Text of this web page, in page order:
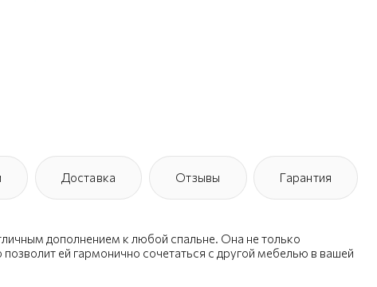
Доставка Отзывы Гарантия
дополнением к любой спальне. Она не только
ей гармонично сочетаться с другой мебелью в вашей